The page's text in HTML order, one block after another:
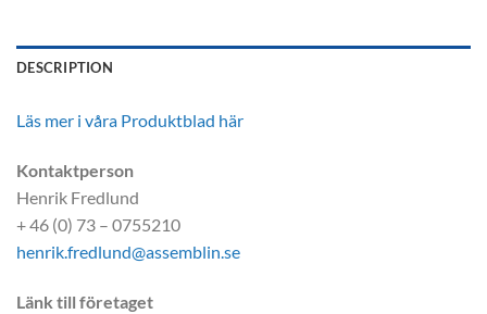
DESCRIPTION
Läs mer i våra Produktblad här
Kontaktperson
Henrik Fredlund
+ 46 (0) 73 – 0755210
henrik.fredlund@assemblin.se
Länk till företaget